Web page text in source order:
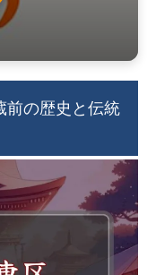
前の歴史と伝統